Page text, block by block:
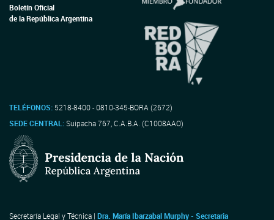
Boletín Oficial
de la República Argentina
TELÉFONOS: 5218-8400 - 0810-345-BORA (2672)
SEDE CENTRAL:Suipacha 767, C.A.B.A. (C1008AAO)
Secretaría Legal y Técnica | Dra. María Ibarzabal Murphy - Secretaria